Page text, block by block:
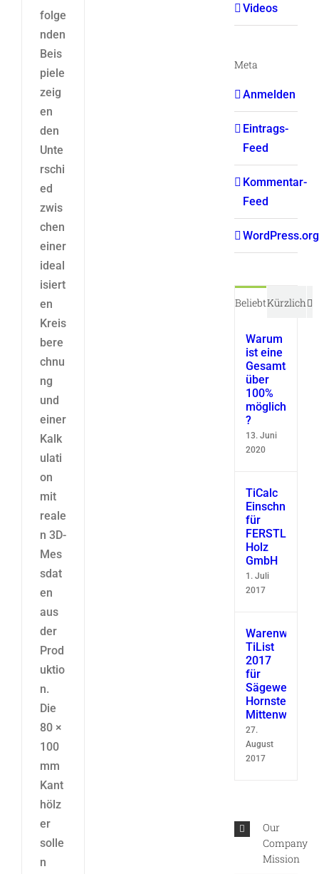
folge
nden
Beis
piele
zeig
en
den
Unte
rschi
ed
zwis
chen
einer
ideal
isiert
en
Kreis
bere
chnu
ng
und
einer
Kalk
ulati
on
mit
reale
n 3D-
Mes
sdat
en
aus
der
Prod
uktio
n.
Die
80 ×
100
mm
Kant
hölz
er
solle
n
Videos
Meta
Anmelden
Eintrags-
Feed
Kommentar-
Feed
WordPress.org
BeliebtKürzlich
Warum
ist eine
über
100%
möglich
?
13. Juni
2020
TiCalc
für
FERSTL
Holz
GmbH
1. Juli
2017
TiList
2017
für
Sägewerk
Hornsteiner
Mittenwald
27.
August
2017
Our
Company
Mission